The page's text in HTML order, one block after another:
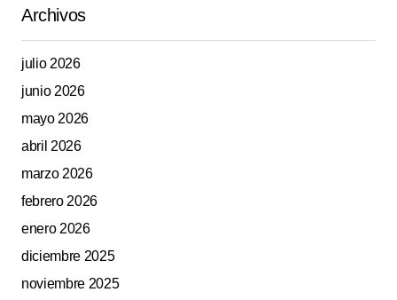
Archivos
julio 2026
junio 2026
mayo 2026
abril 2026
marzo 2026
febrero 2026
enero 2026
diciembre 2025
noviembre 2025